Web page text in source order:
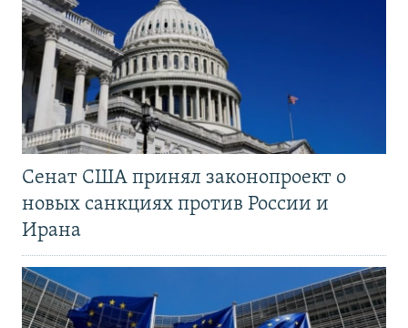
Сенат США принял законопроект о
новых санкциях против России и
Ирана